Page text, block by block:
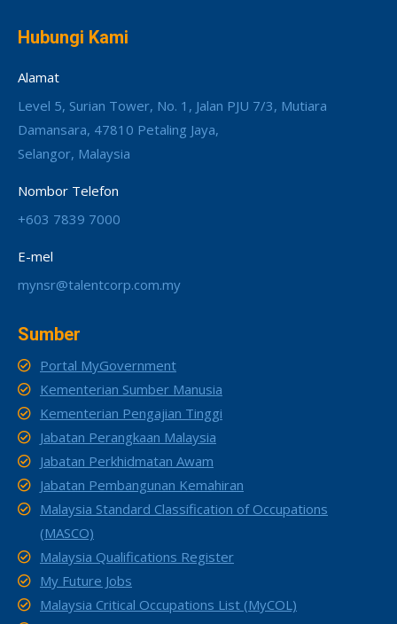
Hubungi Kami
Alamat
Level 5, Surian Tower, No. 1, Jalan PJU 7/3, Mutiara
Damansara, 47810 Petaling Jaya,
Selangor, Malaysia
Nombor Telefon
+603 7839 7000
E-mel
mynsr@talentcorp.com.my
Sumber
Portal MyGovernment
Kementerian Sumber Manusia
Kementerian Pengajian Tinggi
Jabatan Perangkaan Malaysia
Jabatan Perkhidmatan Awam
Jabatan Pembangunan Kemahiran
Malaysia Standard Classification of Occupations
(MASCO)
Malaysia Qualifications Register
My Future Jobs
Malaysia Critical Occupations List (MyCOL)